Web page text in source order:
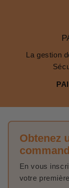
La gestion
Obtenez
En vous
votre